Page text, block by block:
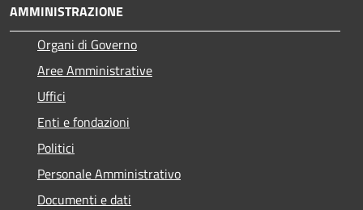
AMMINISTRAZIONE
Organi di Governo
Aree Amministrative
Uffici
Enti e fondazioni
Politici
Personale Amministrativo
Documenti e dati